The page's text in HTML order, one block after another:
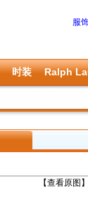
服
时装 Ralph
【查看原图】
上一张